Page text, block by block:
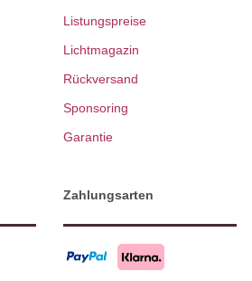
Listungspreise
Lichtmagazin
Rückversand
Sponsoring
Garantie
Zahlungsarten